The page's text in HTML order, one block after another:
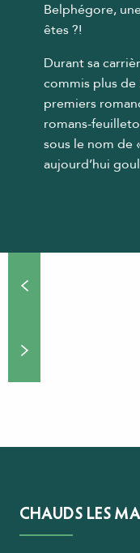
Belphégore,
êtes ?!
Durant sa
commis plus de
premiers
romans-
sous le nom de
aujourd’hui
CHAUDS LES